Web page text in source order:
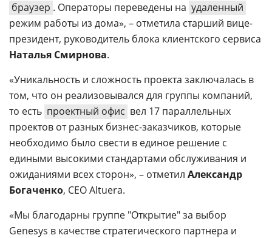
браузер . Операторы переведены на удаленный
режим работы из дома», – отметила старший вице-
президент, руководитель блока клиентского сервиса
Наталья Смирнова.
«Уникальность и сложность проекта заключалась в
том, что он реализовывался для группы компаний,
то есть проектный офис вел 17 параллельных
проектов от разных бизнес-заказчиков, которые
необходимо было свести в единое решение с
едиными высокими стандартами обслуживания и
ожиданиями всех сторон», – отметил Александр
Богаченко, CEO Altuera.
«Мы благодарны группе "Открытие" за выбор
Genesys в качестве стратегического партнера и